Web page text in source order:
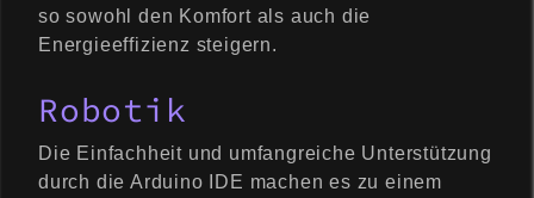
so sowohl den Komfort als auch die
Energieeffizienz steigern.
Robotik
Die Einfachheit und umfangreiche Unterstützung
durch die Arduino IDE machen es zu einem